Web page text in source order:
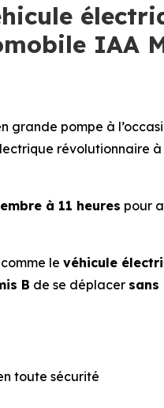
IAA
grande pompe à
révolutionnaire
à 11 heures pour
le véhicule
B de se déplacer sans
toute sécurité